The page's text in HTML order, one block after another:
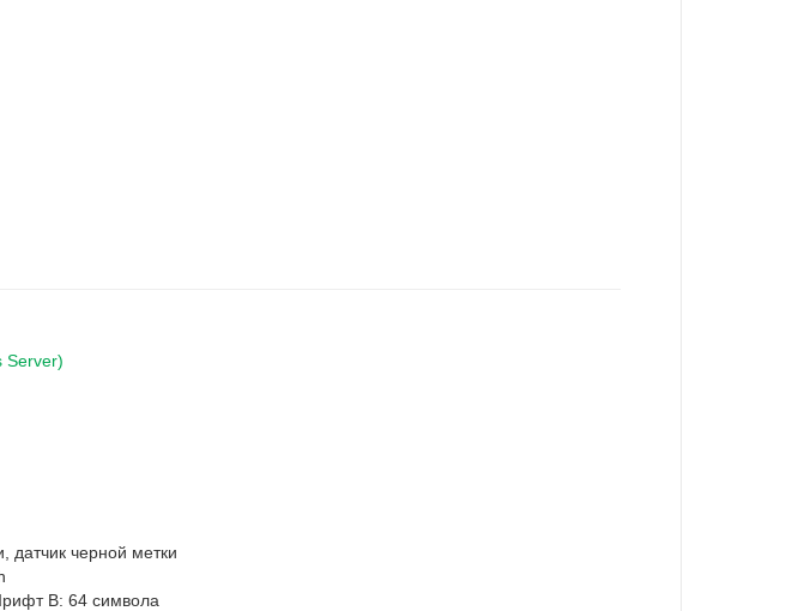
Server)
датчик черной метки
B: 64 символа